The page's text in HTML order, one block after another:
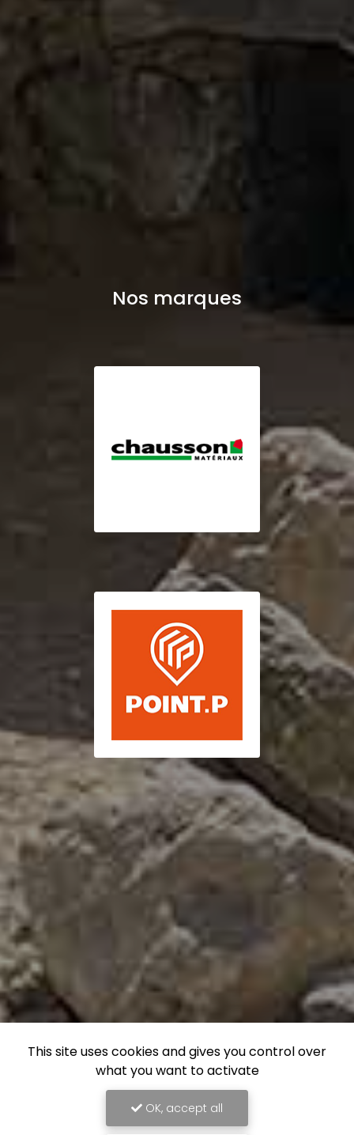
Nos marques
This site uses cookies and gives you control over
what you want to activate
OK, accept all